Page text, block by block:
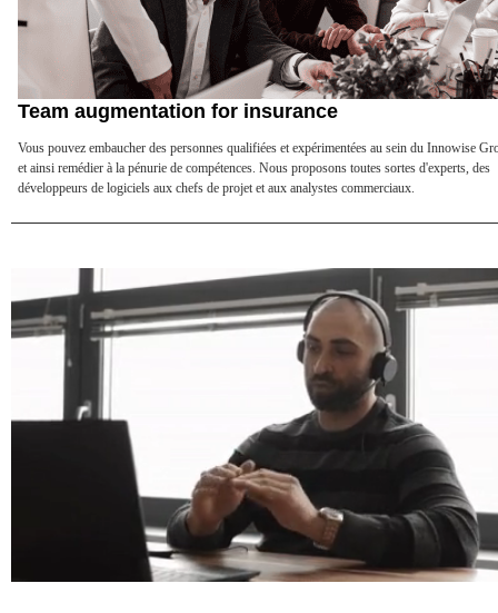
Team augmentation for insurance
Vous pouvez embaucher des personnes qualifiées et expérimentées au sein du Innowise
et ainsi remédier à la pénurie de compétences. Nous proposons toutes sortes d'experts, des
développeurs de logiciels aux chefs de projet et aux analystes commerciaux.